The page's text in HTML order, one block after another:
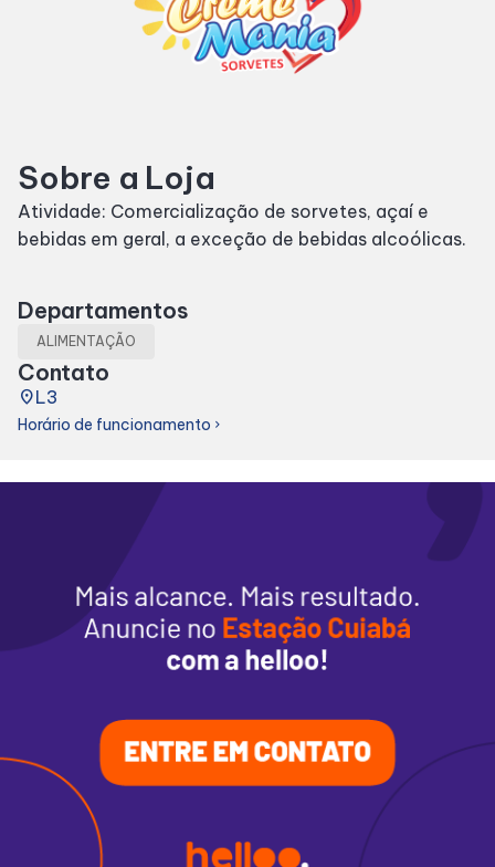
Cinema
Eventos
Fique por dentro
Lojas e Restaurantes
Programa de benefícios
Sobre a Loja
Atividade: Comercialização de sorvetes, açaí e
bebidas em geral, a exceção de bebidas alcoólicas.
Departamentos
ALIMENTAÇÃO
Contato
placeL3
Horário de funcionamento chevron_right